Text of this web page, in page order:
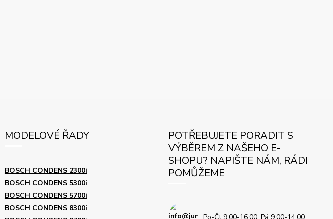
MODELOVÉ ŘADY
BOSCH CONDENS 2300i
BOSCH CONDENS 5300i
BOSCH CONDENS 5700i
BOSCH CONDENS 8300i
POTŘEBUJETE PORADIT S
VÝBĚREM Z NAŠEHO E-
SHOPU? NAPIŠTE NÁM, RÁDI
POMŮŽEME
Po-Čt 9.00-16.00, Pá 9.00-14.00